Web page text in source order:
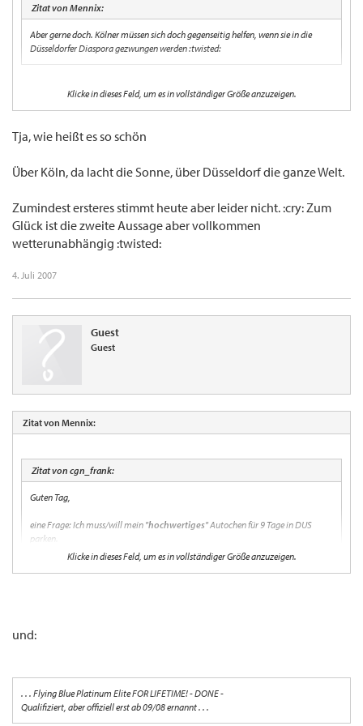
Zitat von Mennix:
Aber gerne doch. Kölner müssen sich doch gegenseitig helfen, wenn sie in die
Düsseldorfer Diaspora gezwungen werden :twisted:
Was ist eine Blondine zwischen zwei Düsseldorfern???
Nicht die Dümmste........... :lol:
Klicke in dieses Feld, um es in vollständiger Größe anzuzeigen.
Tja, wie heißt es so schön
Über Köln, da lacht die Sonne, über Düsseldorf die ganze Welt.
Zumindest ersteres stimmt heute aber leider nicht. :cry: Zum
Glück ist die zweite Aussage aber vollkommen
wetterunabhängig :twisted:
4. Juli 2007
Guest
Guest
Zitat von Mennix:
Zitat von cgn_frank:
Guten Tag,
eine Frage: Ich muss/will mein "hochwertiges" Autochen für 9 Tage in DUS
parken.
Ich persönlich bin in DUS übrigens mittlerweile megafaul. Ich fahr direkt am Terminal
vor, geb meineWägelchenbeim Valet Service ab, lasse es auf P 4 stellen und habe es
Klicke in dieses Feld, um es in vollständiger Größe anzuzeigen.
und:
. . . Flying Blue Platinum Elite FOR LIFETIME! - DONE -
Qualifiziert, aber offiziell erst ab 09/08 ernannt . . .